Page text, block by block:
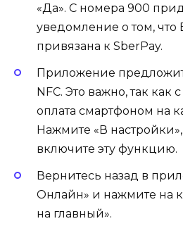
«Да». С номера 900
уведомление о том, что
привязана к SberPay.
Приложение
NFC. Это важно, так
оплата смартфоном на
Нажмите «В
включите эту функцию.
Вернитесь назад в
Онлайн» и нажмите на
на главный».